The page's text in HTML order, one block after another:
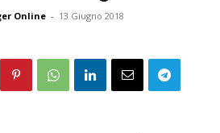
Online - 13 Giugno 2018